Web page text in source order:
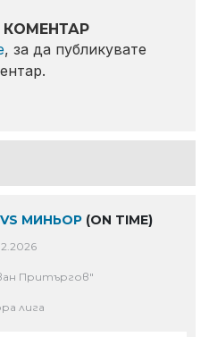
, за да публикувате
МИНЬОР (ON TIME)
Притъргов"
лига